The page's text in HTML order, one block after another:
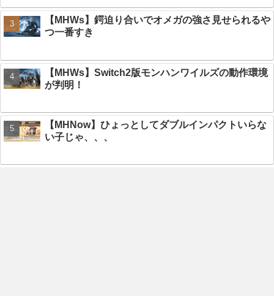
【MHWs】鍔迫り合いでオメガの強さ見せられるや
つ一番すき
【MHWs】Switch2版モンハンワイルズの動作環境
が判明！
【MHNow】ひょっとしてダブルインパクトいらな
い子じゃ、、、